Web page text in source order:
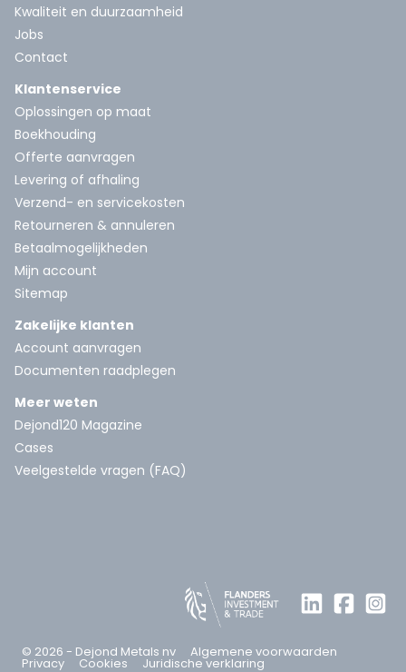
Kwaliteit en duurzaamheid
Jobs
Contact
Klantenservice
Oplossingen op maat
Boekhouding
Offerte aanvragen
Levering of afhaling
Verzend- en servicekosten
Retourneren & annuleren
Betaalmogelijkheden
Mijn account
Sitemap
Zakelijke klanten
Account aanvragen
Documenten raadplegen
Meer weten
Dejond120 Magazine
Cases
Veelgestelde vragen (FAQ)
© 2026 - Dejond Metals nv Algemene voorwaarden
Privacy Cookies Juridische verklaring